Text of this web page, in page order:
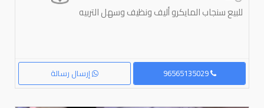
للبيع سنجاب المايكرو أليف ونظيف وسهل التربيه
إرسال رسالة 96565135029